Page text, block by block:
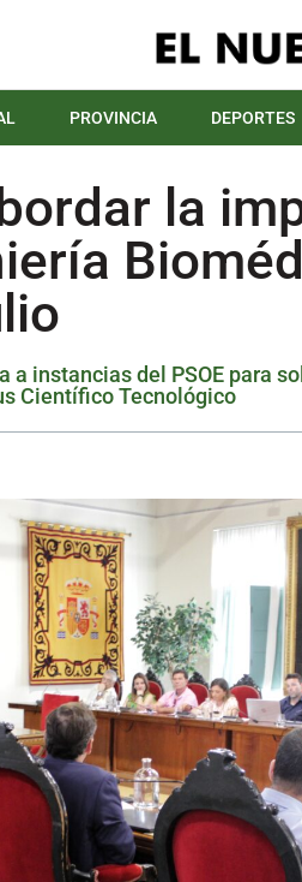
PROVINCIA DEPORTES
la
a instancias del PSOE para
Científico Tecnológico